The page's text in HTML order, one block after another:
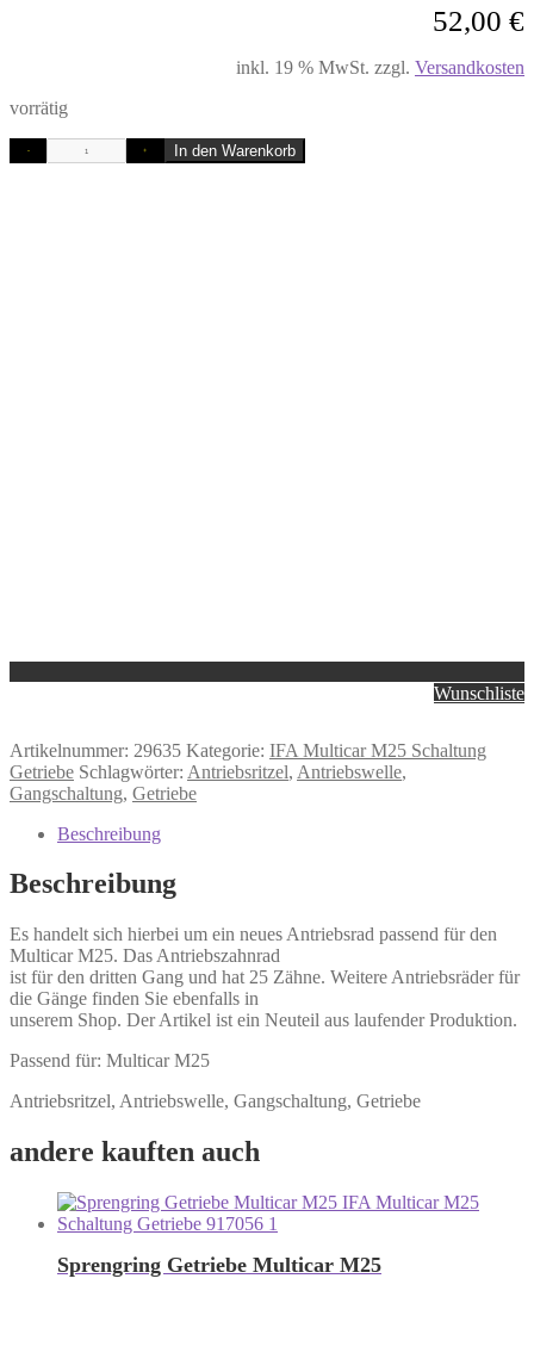
52,00 €
inkl. 19 % MwSt. zzgl. Versandkosten
vorrätig
- + In den Warenkorb
Wunschliste
Artikelnummer: 29635 Kategorie: IFA Multicar M25 Schaltung
Getriebe Schlagwörter: Antriebsritzel, Antriebswelle,
Gangschaltung, Getriebe
Beschreibung
Beschreibung
Es handelt sich hierbei um ein neues Antriebsrad passend für den
Multicar M25. Das Antriebszahnrad
ist für den dritten Gang und hat 25 Zähne. Weitere Antriebsräder für
die Gänge finden Sie ebenfalls in
unserem Shop. Der Artikel ist ein Neuteil aus laufender Produktion.
Passend für: Multicar M25
Antriebsritzel, Antriebswelle, Gangschaltung, Getriebe
andere kauften auch
Sprengring Getriebe Multicar M25